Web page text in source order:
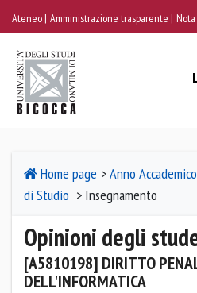
Ateneo Amministrazione trasparente
Home page >Anno Accademico
di Studio > Insegnamento
Opinioni degli
[A5810198] DIRITTO
DELL'INFORMATICA